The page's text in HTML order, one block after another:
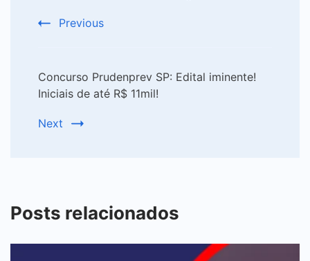
Previous
Concurso Prudenprev SP: Edital iminente!
Iniciais de até R$ 11mil!
Next
Posts relacionados